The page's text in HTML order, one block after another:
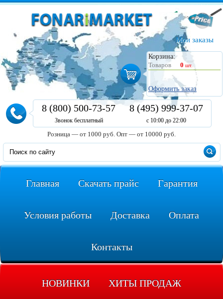
Мои заказы
Корзина:
Товаров
0 шт.
Оформить заказ
8 (800) 500-73-57
Звонок бесплатный
8 (495) 999-37-07
с 10:00 до 22:00
Розница — от 1000 руб. Опт — от 10000 руб.
Главная Скачать прайс Гарантия
Условия работы Доставка Оплата
Контакты
НОВИНКИ ХИТЫ ПРОДАЖ